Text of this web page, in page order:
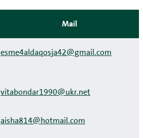
Mail
esme4aldaqosja42@gmail.com
vitabondar1990@ukr.net
aisha814@hotmail.com